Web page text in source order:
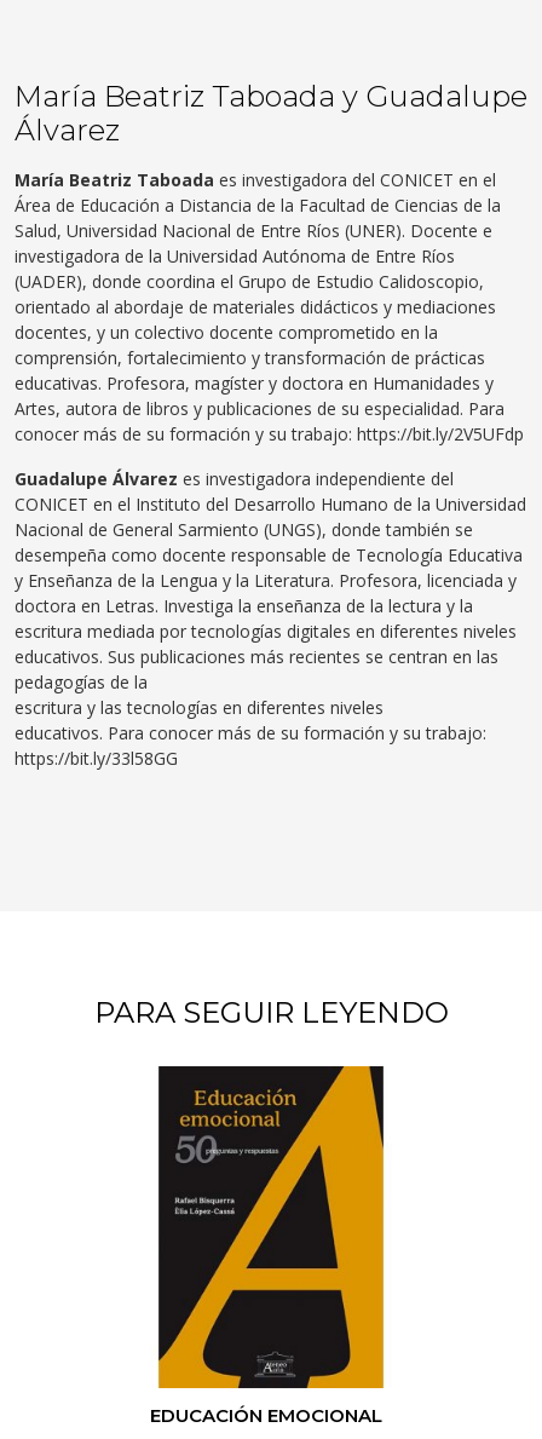
María Beatriz Taboada y Guadalupe
Álvarez
María Beatriz Taboada es investigadora del CONICET en el
Área de Educación a Distancia de la Facultad de Ciencias de la
Salud, Universidad Nacional de Entre Ríos (UNER). Docente e
investigadora de la Universidad Autónoma de Entre Ríos
(UADER), donde coordina el Grupo de Estudio Calidoscopio,
orientado al abordaje de materiales didácticos y mediaciones
docentes, y un colectivo docente comprometido en la
comprensión, fortalecimiento y transformación de prácticas
educativas. Profesora, magíster y doctora en Humanidades y
Artes, autora de libros y publicaciones de su especialidad. Para
conocer más de su formación y su trabajo: https://bit.ly/2V5UFdp
Guadalupe Álvarez es investigadora independiente del
CONICET en el Instituto del Desarrollo Humano de la Universidad
Nacional de General Sarmiento (UNGS), donde también se
desempeña como docente responsable de Tecnología Educativa
y Enseñanza de la Lengua y la Literatura. Profesora, licenciada y
doctora en Letras. Investiga la enseñanza de la lectura y la
escritura mediada por tecnologías digitales en diferentes niveles
educativos. Sus publicaciones más recientes se centran en las
pedagogías de la
escritura y las tecnologías en diferentes niveles
educativos. Para conocer más de su formación y su trabajo:
https://bit.ly/33l58GG
PARA SEGUIR LEYENDO
EDUCACIÓN EMOCIONAL